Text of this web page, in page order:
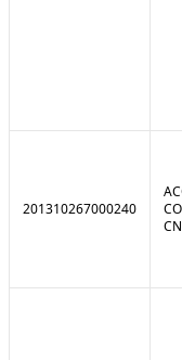
201310267000240